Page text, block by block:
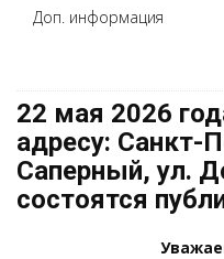
Доп. информация
22 мая 2026
адресу: Санкт-
Саперный, ул.
состоятся